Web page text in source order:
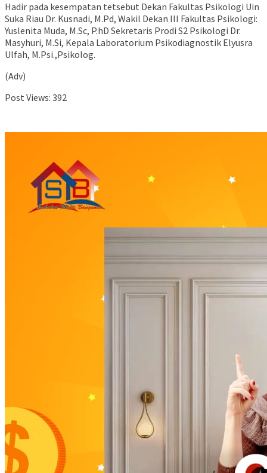
Hadir pada kesempatan tetsebut Dekan Fakultas Psikologi Uin
Suka Riau Dr. Kusnadi, M.Pd, Wakil Dekan III Fakultas Psikologi:
Yuslenita Muda, M.Sc, P.hD Sekretaris Prodi S2 Psikologi Dr.
Masyhuri, M.Si, Kepala Laboratorium Psikodiagnostik Elyusra
Ulfah, M.Psi.,Psikolog.
(Adv)
Post Views: 392